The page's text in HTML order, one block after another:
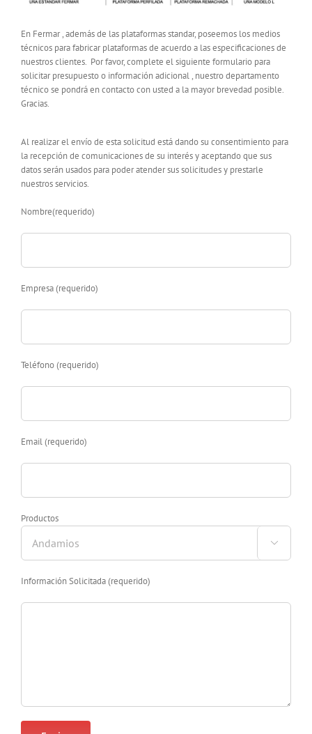
En Fermar , además de las plataformas standar, poseemos los medios
técnicos para fabricar plataformas de acuerdo a las especificaciones de
nuestros clientes. Por favor, complete el siguiente formulario para
solicitar presupuesto o información adicional , nuestro departamento
técnico se pondrá en contacto con usted a la mayor brevedad posible.
Gracias.
Al realizar el envío de esta solicitud está dando su consentimiento para
la recepción de comunicaciones de su interés y aceptando que sus
datos serán usados para poder atender sus solicitudes y prestarle
nuestros servicios.
Nombre(requerido)
Empresa (requerido)
Teléfono (requerido)
Email (requerido)
Productos

Información Solicitada (requerido)